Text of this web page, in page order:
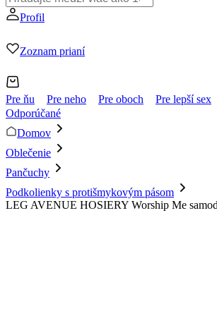
Profil
Zoznam prianí
Pre ňu Pre neho Pre oboch Pre lepší sex
Odporúčané
Domov
Oblečenie
Pančuchy
Podkolienky s protišmykovým pásom
LEG AVENUE HOSIERY Worship Me